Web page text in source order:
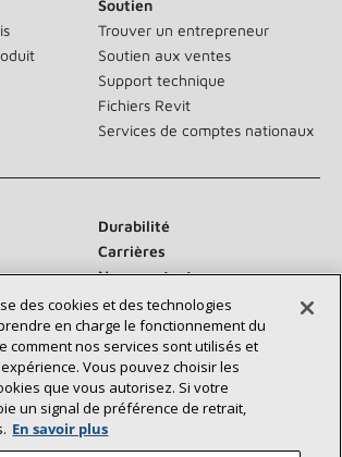
Soutien
Trouver un entrepreneur
Soutien aux ventes
Support technique
Fichiers Revit
Services de comptes nationaux
Durabilité
Carrières
Nous contacter
nous :
des cookies et des technologies
en charge le fonctionnement du
comment nos services sont utilisés et
Vous pouvez choisir les
que vous autorisez. Si votre
un signal de préférence de retrait,
En savoir plus